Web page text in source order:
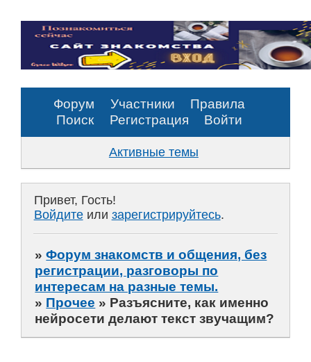
Форум Участники
Правила
Поиск
Регистрация Войти
Активные темы
Привет, Гость!
Войдитеили зарегистрируйтесь.
»Форум знакомств и общения, без
регистрации, разговоры по
интересам на разные темы.
» Прочее » Разъясните, как именно
нейросети делают текст звучащим?